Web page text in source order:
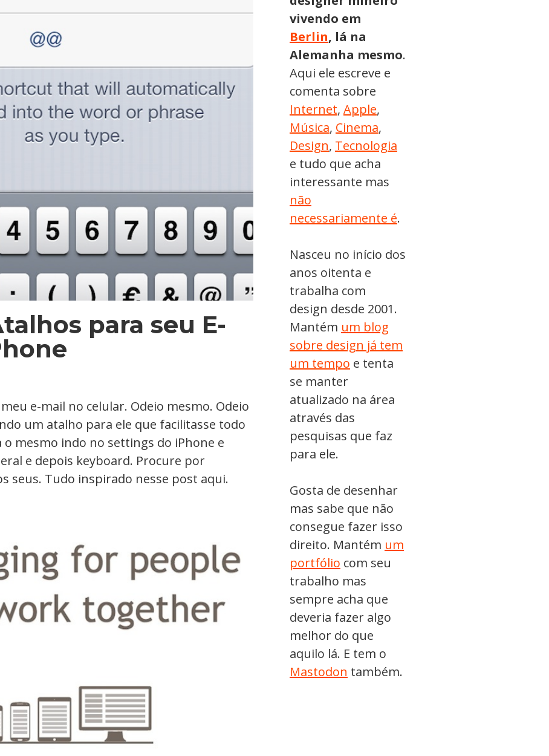
para seu E-
e-mail no celular. Odeio mesmo. Odeio
um atalho para ele que facilitasse todo
o mesmo indo no settings do iPhone e
e depois keyboard. Procure por
seus. Tudo inspirado nesse post aqui.
vivendo em
Berlin, lá na
Alemanha mesmo.
Aqui ele escreve e
comenta sobre
Internet, Apple,
Música, Cinema,
Design, Tecnologia
e tudo que acha
interessante mas
não
necessariamente é.
Nasceu no início dos
anos oitenta e
trabalha com
design desde 2001.
Mantém um blog
sobre design já tem
um tempo e tenta
se manter
atualizado na área
através das
pesquisas que faz
para ele.
Gosta de desenhar
mas sabe que não
consegue fazer isso
direito. Mantém um
portfólio com seu
trabalho mas
sempre acha que
deveria fazer algo
melhor do que
aquilo lá. E tem o
Mastodon também.